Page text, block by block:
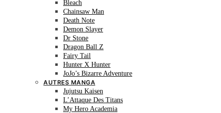
Bleach
Chainsaw Man
Death Note
Demon Slayer
Dr Stone
Dragon Ball Z
Fairy Tail
Hunter X Hunter
JoJo’s Bizarre Adventure
AUTRES MANGA
Jujutsu Kaisen
L’Attaque Des Titans
My Hero Academia